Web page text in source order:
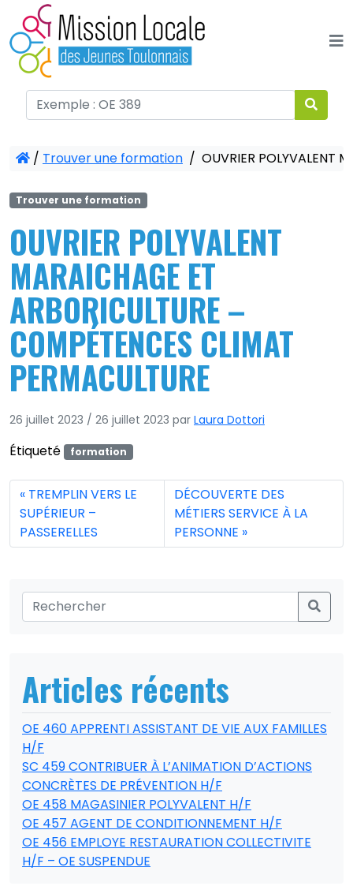
/ Trouver une formation / OUVRIER POLYVALENT
Trouver une formation
OUVRIER POLYVALENT
MARAICHAGE ET
ARBORICULTURE –
COMPÉTENCES CLIMAT
PERMACULTURE
26 juillet 2023 / 26 juillet 2023 par Laura Dottori
Étiqueté formation
TREMPLIN VERS LE
SUPÉRIEUR –
PASSERELLES
DÉCOUVERTE DES
MÉTIERS SERVICE À LA
PERSONNE
Articles récents
OE 460 APPRENTI ASSISTANT DE VIE AUX FAMILLES
H/F
SC 459 CONTRIBUER À L’ANIMATION D’ACTIONS
CONCRÈTES DE PRÉVENTION H/F
OE 458 MAGASINIER POLYVALENT H/F
OE 457 AGENT DE CONDITIONNEMENT H/F
OE 456 EMPLOYE RESTAURATION COLLECTIVITE
H/F – OE SUSPENDUE
Panneau de gestion des cookies